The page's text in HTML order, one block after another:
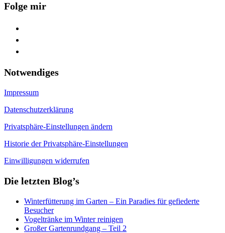
Folge mir
Notwendiges
Impressum
Datenschutzerklärung
Privatsphäre-Einstellungen ändern
Historie der Privatsphäre-Einstellungen
Einwilligungen widerrufen
Die letzten Blog’s
Winterfütterung im Garten – Ein Paradies für gefiederte
Besucher
Vogeltränke im Winter reinigen
Großer Gartenrundgang – Teil 2